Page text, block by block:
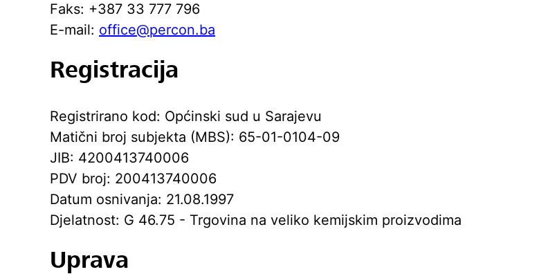
Faks: +387 33 777 796
E-mail: office@percon.ba
Registracija
Registrirano kod: Općinski sud u Sarajevu
Matični broj subjekta (MBS): 65-01-0104-09
JIB: 4200413740006
PDV broj: 200413740006
Datum osnivanja: 21.08.1997
Djelatnost: G 46.75 - Trgovina na veliko kemijskim proizvodima
Uprava